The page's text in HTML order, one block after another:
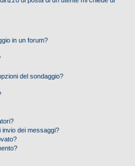
in un forum?
del sondaggio?
invio dei messaggi?